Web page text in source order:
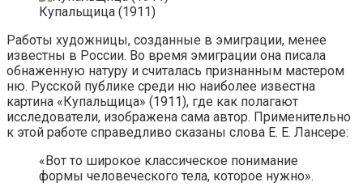
Купальщица (1911)
Работы художницы, созданные в эмиграции, менее
известны в России. Во время эмиграции она писала
обнаженную натуру и считалась признанным мастером
ню. Русской публике среди ню наиболее известна
картина «Купальщица» (1911), где как полагают
исследователи, изображена сама автор. Применительно
к этой работе справедливо сказаны слова Е. Е. Лансере:
«Вот то широкое классическое понимание
формы человеческого тела, которое нужно».